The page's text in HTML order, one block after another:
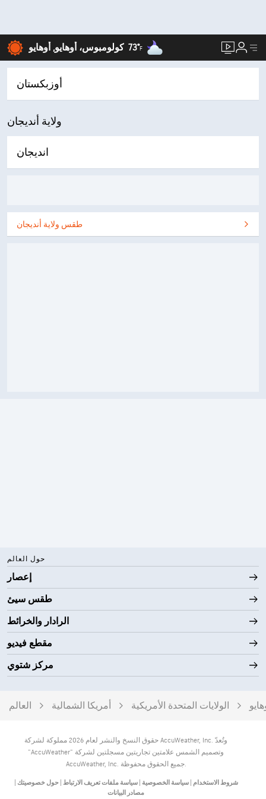
كولومبوس، أوهايو, أوهايو 73°F
أوزبكستان
ولاية أنديجان
انديجان
طقس ولاية أنديجان
حول العالم
إعصار
طقس سيئ
الرادار والخرائط
مقطع فيديو
مركز شتوي
العالم أمريكا الشمالية الولايات المتحدة الأمريكية
حقوق النسخ والنشر لعام 2026 مملوكة لشركة AccuWeather, Inc. وتُعدّ
"AccuWeather" وتصميم الشمس علامتين تجاريتين مسجلتين لشركة
AccuWeather, Inc. جميع الحقوق محفوظة.
شروط الاستخدام |سياسة الخصوصية |سياسة ملفات تعريف الارتباط حول خصوصيتك
مصادر البيانات